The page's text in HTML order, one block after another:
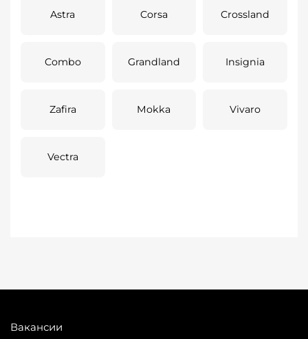
Astra Corsa Crossland
Combo Grandland Insignia
Zafira Mokka Vivaro
Vectra
Вакансии